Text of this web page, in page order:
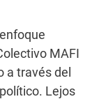
MAFI
a través del
Lejos